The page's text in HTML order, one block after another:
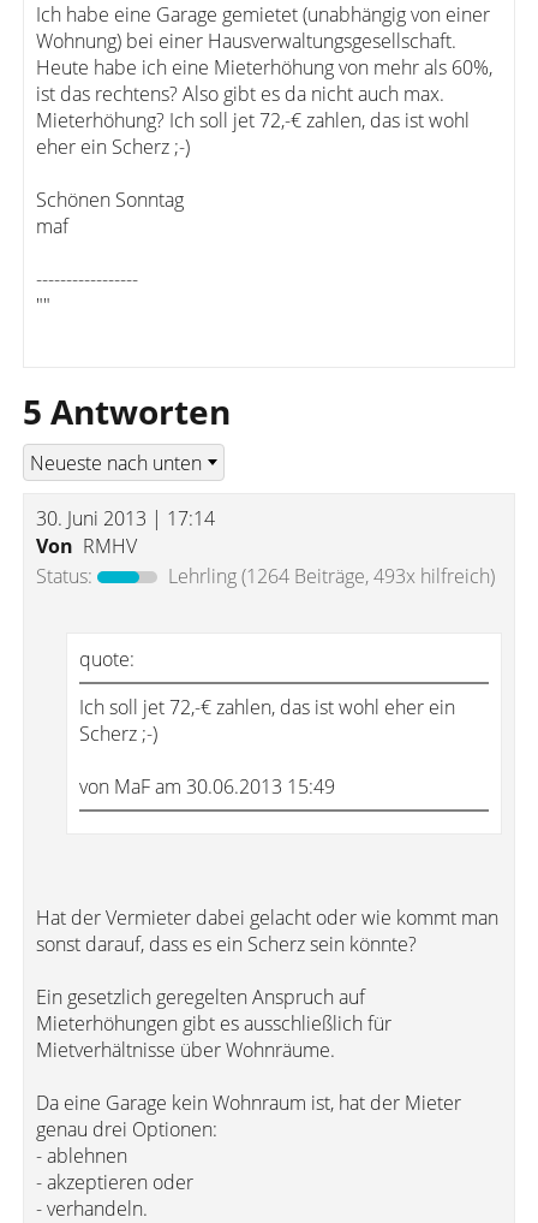
Ich habe eine Garage gemietet (unabhängig von einer
Wohnung) bei einer Hausverwaltungsgesellschaft.
Heute habe ich eine Mieterhöhung von mehr als 60%,
ist das rechtens? Also gibt es da nicht auch max.
Mieterhöhung? Ich soll jet 72,-€ zahlen, das ist wohl
eher ein Scherz ;-)
Schönen Sonntag
maf
-----------------
""
5 Antworten
30. Juni 2013 | 17:14
Von RMHV
Status:
Lehrling(1264 Beiträge, 493x hilfreich)
quote:
Ich soll jet 72,-€ zahlen, das ist wohl eher ein
Scherz ;-)
von MaF am 30.06.2013 15:49
Hat der Vermieter dabei gelacht oder wie kommt man
sonst darauf, dass es ein Scherz sein könnte?
Ein gesetzlich geregelten Anspruch auf
Mieterhöhungen gibt es ausschließlich für
Mietverhältnisse über Wohnräume.
Da eine Garage kein Wohnraum ist, hat der Mieter
genau drei Optionen:
- ablehnen
- akzeptieren oder
- verhandeln.